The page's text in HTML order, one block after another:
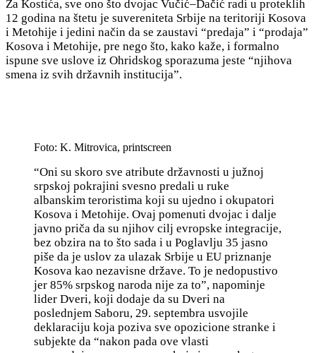
Za Kostića, sve ono što dvojac Vučić–Dačić radi u proteklih
12 godina na štetu je suvereniteta Srbije na teritoriji Kosova
i Metohije i jedini način da se zaustavi “predaja” i “prodaja”
Kosova i Metohije, pre nego što, kako kaže, i formalno
ispune sve uslove iz Ohridskog sporazuma jeste “njihova
smena iz svih državnih institucija”.
Foto: K. Mitrovica, printscreen
“Oni su skoro sve atribute državnosti u južnoj
srpskoj pokrajini svesno predali u ruke
albanskim teroristima koji su ujedno i okupatori
Kosova i Metohije. Ovaj pomenuti dvojac i dalje
javno priča da su njihov cilj evropske integracije,
bez obzira na to što sada i u Poglavlju 35 jasno
piše da je uslov za ulazak Srbije u EU priznanje
Kosova kao nezavisne države. To je nedopustivo
jer 85% srpskog naroda nije za to”, napominje
lider Dveri, koji dodaje da su Dveri na
poslednjem Saboru, 29. septembra usvojile
deklaraciju koja poziva sve opozicione stranke i
subjekte da “nakon pada ove vlasti